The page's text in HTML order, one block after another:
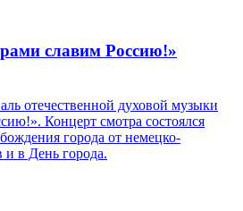
славим Россию!»
отечественной духовой музыки
Концерт смотра состоялся
города от немецко-
и в День города.